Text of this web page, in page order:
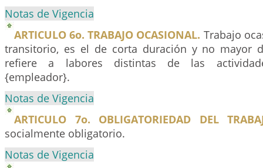
Notas de Vigencia
ARTICULO 6o. TRABAJO OCASIONAL. Trabajo
transitorio, es el de corta duración y no mayor
refiere a labores distintas de las
{empleador}.
Notas de Vigencia
ARTICULO 7o. OBLIGATORIEDAD DEL
socialmente obligatorio.
Notas de Vigencia